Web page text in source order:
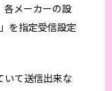
各メーカーの設
を指定受信設定
て送信出来な